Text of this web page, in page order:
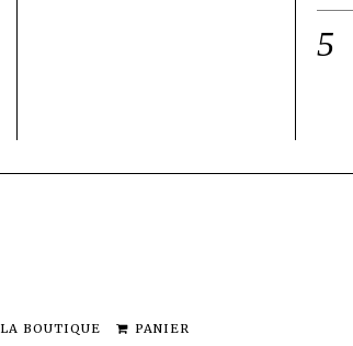
LA BOUTIQUE PANIER